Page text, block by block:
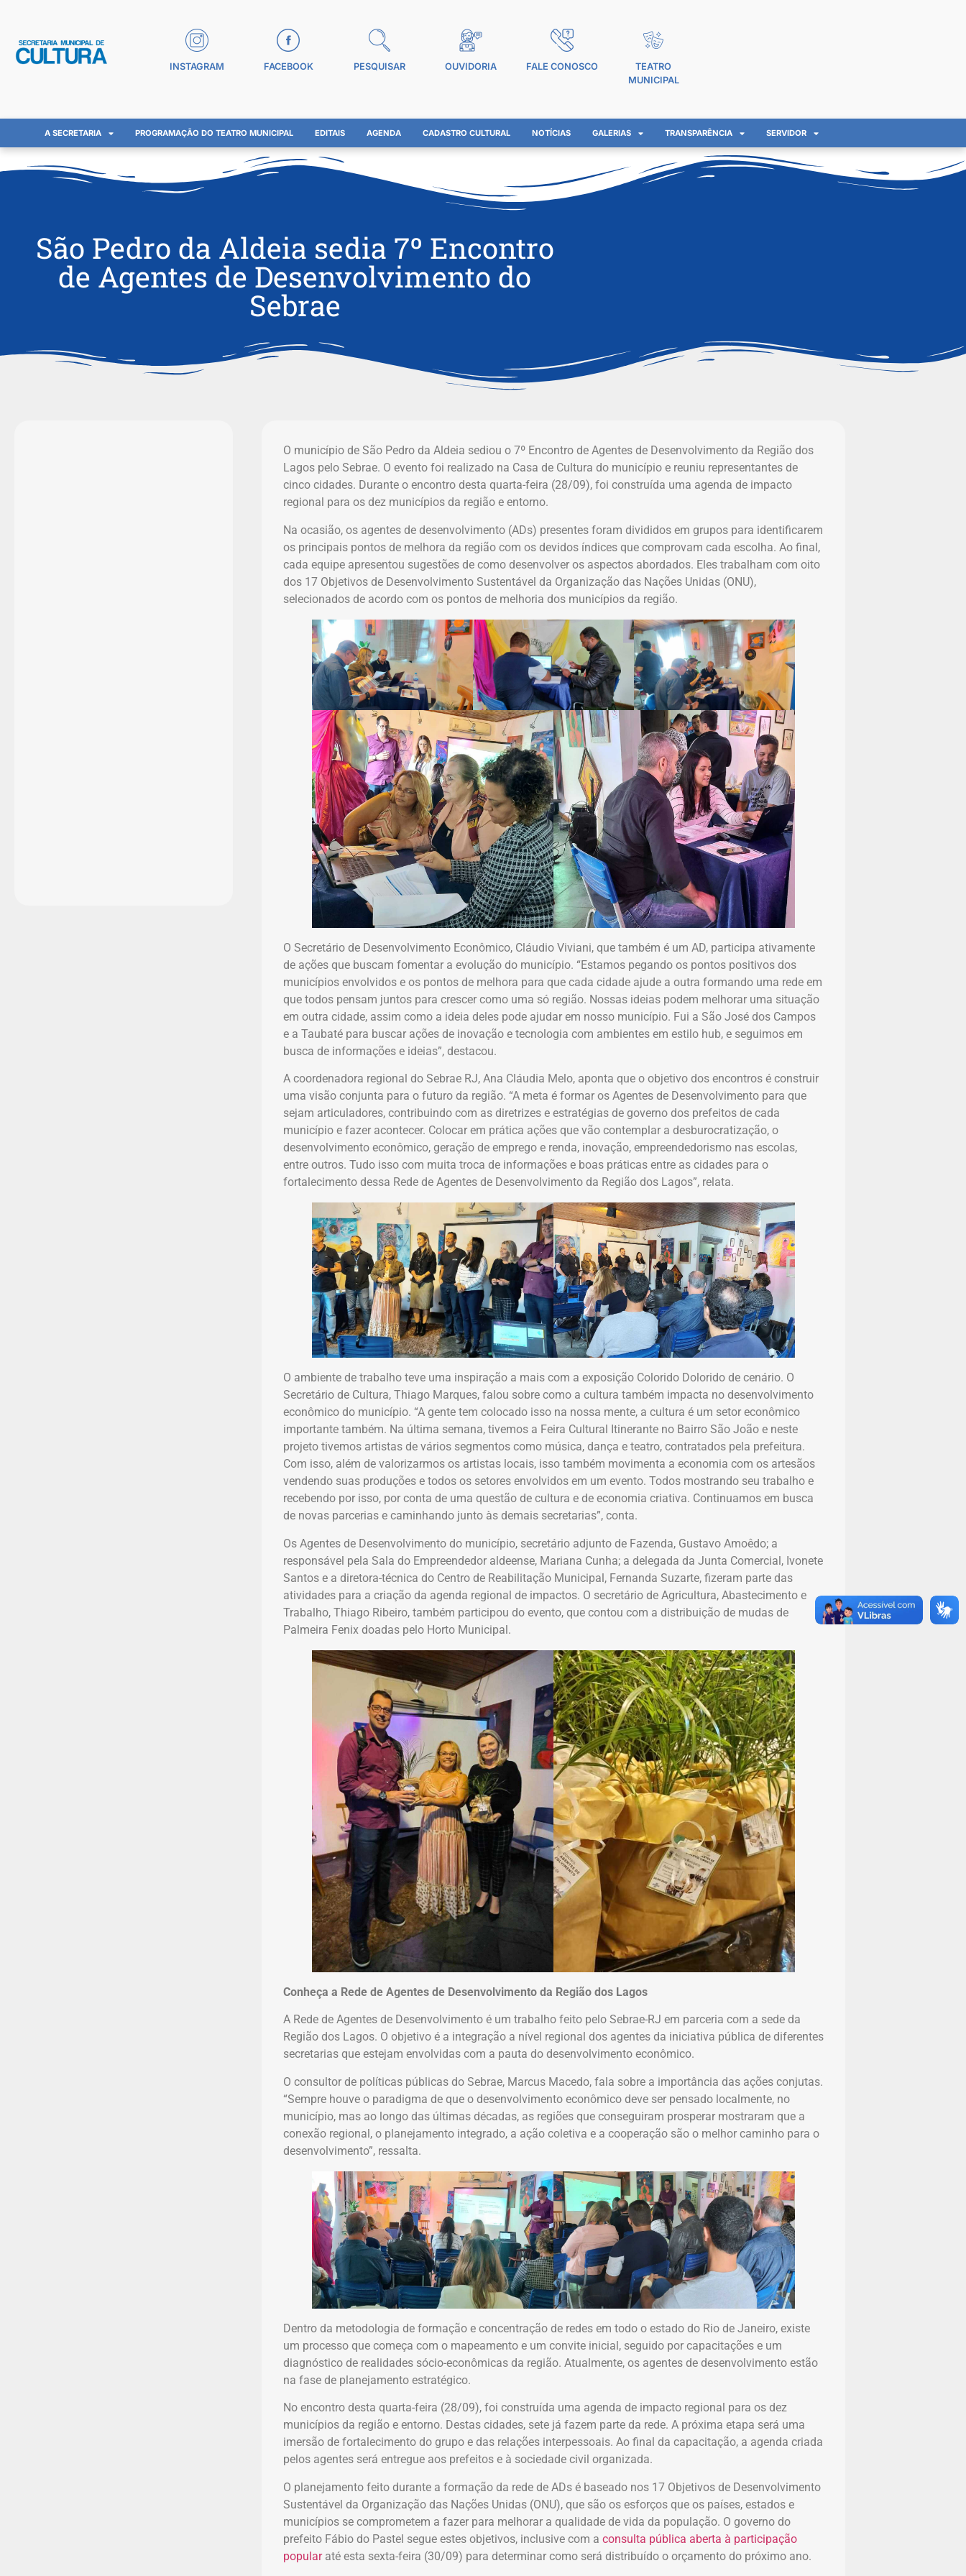
INSTAGRAM FACEBOOK PESQUISAR OUVIDORIA FALE CONOSCO
TEATRO
MUNICIPAL
A SECRETARIA PROGRAMAÇÃO DO TEATRO MUNICIPAL EDITAIS AGENDA CADASTRO CULTURAL NOTÍCIAS GALERIAS TRANSPARÊNCIA SERVIDOR
São Pedro da Aldeia sedia 7º Encontro
de Agentes de Desenvolvimento do
Sebrae
O município de São Pedro da Aldeia sediou o 7º Encontro de Agentes de Desenvolvimento da Região dos
Lagos pelo Sebrae. O evento foi realizado na Casa de Cultura do município e reuniu representantes de
cinco cidades. Durante o encontro desta quarta-feira (28/09), foi construída uma agenda de impacto
regional para os dez municípios da região e entorno.
Na ocasião, os agentes de desenvolvimento (ADs) presentes foram divididos em grupos para identificarem
os principais pontos de melhora da região com os devidos índices que comprovam cada escolha. Ao final,
cada equipe apresentou sugestões de como desenvolver os aspectos abordados. Eles trabalham com oito
dos 17 Objetivos de Desenvolvimento Sustentável da Organização das Nações Unidas (ONU),
selecionados de acordo com os pontos de melhoria dos municípios da região.
O Secretário de Desenvolvimento Econômico, Cláudio Viviani, que também é um AD, participa ativamente
de ações que buscam fomentar a evolução do município. “Estamos pegando os pontos positivos dos
municípios envolvidos e os pontos de melhora para que cada cidade ajude a outra formando uma rede em
que todos pensam juntos para crescer como uma só região. Nossas ideias podem melhorar uma situação
em outra cidade, assim como a ideia deles pode ajudar em nosso município. Fui a São José dos Campos
e a Taubaté para buscar ações de inovação e tecnologia com ambientes em estilo hub, e seguimos em
busca de informações e ideias”, destacou.
A coordenadora regional do Sebrae RJ, Ana Cláudia Melo, aponta que o objetivo dos encontros é construir
uma visão conjunta para o futuro da região. “A meta é formar os Agentes de Desenvolvimento para que
sejam articuladores, contribuindo com as diretrizes e estratégias de governo dos prefeitos de cada
município e fazer acontecer. Colocar em prática ações que vão contemplar a desburocratização, o
desenvolvimento econômico, geração de emprego e renda, inovação, empreendedorismo nas escolas,
entre outros. Tudo isso com muita troca de informações e boas práticas entre as cidades para o
fortalecimento dessa Rede de Agentes de Desenvolvimento da Região dos Lagos”, relata.
O ambiente de trabalho teve uma inspiração a mais com a exposição Colorido Dolorido de cenário. O
Secretário de Cultura, Thiago Marques, falou sobre como a cultura também impacta no desenvolvimento
econômico do município. “A gente tem colocado isso na nossa mente, a cultura é um setor econômico
importante também. Na última semana, tivemos a Feira Cultural Itinerante no Bairro São João e neste
projeto tivemos artistas de vários segmentos como música, dança e teatro, contratados pela prefeitura.
Com isso, além de valorizarmos os artistas locais, isso também movimenta a economia com os artesãos
vendendo suas produções e todos os setores envolvidos em um evento. Todos mostrando seu trabalho e
recebendo por isso, por conta de uma questão de cultura e de economia criativa. Continuamos em busca
de novas parcerias e caminhando junto às demais secretarias”, conta.
Os Agentes de Desenvolvimento do município, secretário adjunto de Fazenda, Gustavo Amoêdo; a
responsável pela Sala do Empreendedor aldeense, Mariana Cunha; a delegada da Junta Comercial, Ivonete
Santos e a diretora-técnica do Centro de Reabilitação Municipal, Fernanda Suzarte, fizeram parte das
atividades para a criação da agenda regional de impactos. O secretário de Agricultura, Abastecimento e
Trabalho, Thiago Ribeiro, também participou do evento, que contou com a distribuição de mudas de
Palmeira Fenix doadas pelo Horto Municipal.
Conheça a Rede de Agentes de Desenvolvimento da Região dos Lagos
A Rede de Agentes de Desenvolvimento é um trabalho feito pelo Sebrae-RJ em parceria com a sede da
Região dos Lagos. O objetivo é a integração a nível regional dos agentes da iniciativa pública de diferentes
secretarias que estejam envolvidas com a pauta do desenvolvimento econômico.
O consultor de políticas públicas do Sebrae, Marcus Macedo, fala sobre a importância das ações conjutas.
“Sempre houve o paradigma de que o desenvolvimento econômico deve ser pensado localmente, no
município, mas ao longo das últimas décadas, as regiões que conseguiram prosperar mostraram que a
conexão regional, o planejamento integrado, a ação coletiva e a cooperação são o melhor caminho para o
desenvolvimento”, ressalta.
Dentro da metodologia de formação e concentração de redes em todo o estado do Rio de Janeiro, existe
um processo que começa com o mapeamento e um convite inicial, seguido por capacitações e um
diagnóstico de realidades sócio-econômicas da região. Atualmente, os agentes de desenvolvimento estão
na fase de planejamento estratégico.
No encontro desta quarta-feira (28/09), foi construída uma agenda de impacto regional para os dez
municípios da região e entorno. Destas cidades, sete já fazem parte da rede. A próxima etapa será uma
imersão de fortalecimento do grupo e das relações interpessoais. Ao final da capacitação, a agenda criada
pelos agentes será entregue aos prefeitos e à sociedade civil organizada.
O planejamento feito durante a formação da rede de ADs é baseado nos 17 Objetivos de Desenvolvimento
Sustentável da Organização das Nações Unidas (ONU), que são os esforços que os países, estados e
municípios se comprometem a fazer para melhorar a qualidade de vida da população. O governo do
prefeito Fábio do Pastel segue estes objetivos, inclusive com a consulta pública aberta à participação
popular até esta sexta-feira (30/09) para determinar como será distribuído o orçamento do próximo ano.